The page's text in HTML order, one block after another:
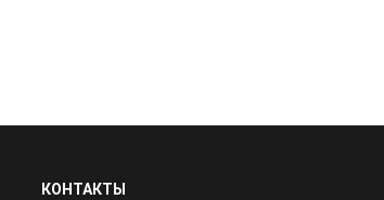
КОНТАКТЫ